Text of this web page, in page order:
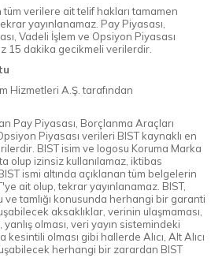
tüm verilere ait telif hakları tamamen
yayınlanamaz. Pay Piyasası,
Vadeli İşlem ve Opsiyon Piyasası
15 dakika gecikmeli verilerdir.
Hizmetleri A.Ş. tarafından
Pay Piyasası, Borçlanma Araçları
Piyasası verileri BIST kaynaklı en
BIST isim ve logosu Koruma Marka
olup izinsiz kullanılamaz, iktibas
ismi altında açıklanan tüm belgelerin
ait olup, tekrar yayınlanamaz. BIST,
ve tamlığı konusunda herhangi bir garanti
aksaklıklar, verinin ulaşmaması,
olması, veri yayın sistemindeki
olması gibi hallerde Alıcı, Alt Alıcı
herhangi bir zarardan BIST